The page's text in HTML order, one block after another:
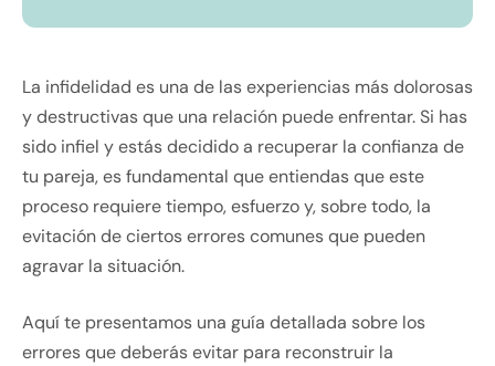
La infidelidad es una de las experiencias más dolorosas
y destructivas que una relación puede enfrentar. Si has
sido infiel y estás decidido a recuperar la confianza de
tu pareja, es fundamental que entiendas que este
proceso requiere tiempo, esfuerzo y, sobre todo, la
evitación de ciertos errores comunes que pueden
agravar la situación.
Aquí te presentamos una guía detallada sobre los
errores que deberás evitar para reconstruir la